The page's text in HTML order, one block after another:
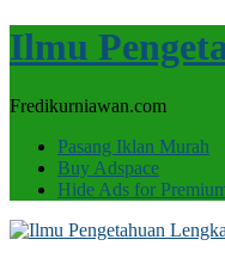
Ilmu
Fredikurniawan.com
Pasang Iklan Murah
Buy Adspace
Hide Ads for